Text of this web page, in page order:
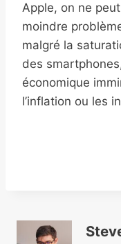
Apple, on ne
moindre
malgré la
des
économique
l’inflation ou les